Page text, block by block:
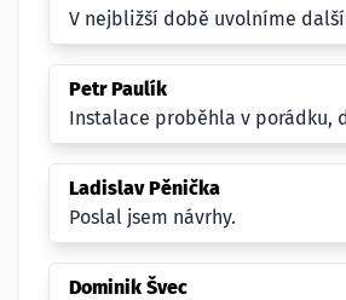
V nejbližší době uvolníme
Petr Paulík
Instalace proběhla v porádku,
Ladislav Pěnička
Poslal jsem návrhy.
Dominik Švec